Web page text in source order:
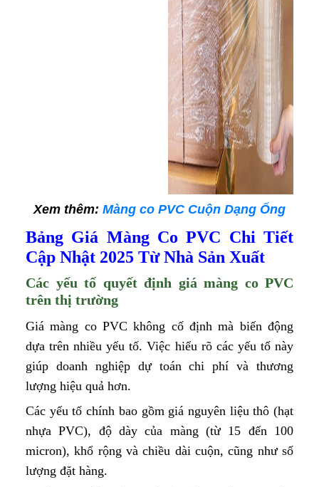
Xem thêm: Màng co PVC Cuộn Dạng Ống
Bảng Giá Màng Co PVC Chi Tiết
Cập Nhật 2025 Từ Nhà Sản Xuất
Các yếu tố quyết định giá màng co PVC
trên thị trường
Giá màng co PVC không cố định mà biến động
dựa trên nhiều yếu tố. Việc hiểu rõ các yếu tố này
giúp doanh nghiệp dự toán chi phí và thương
lượng hiệu quả hơn.
Các yếu tố chính bao gồm giá nguyên liệu thô (hạt
nhựa PVC), độ dày của màng (từ 15 đến 100
micron), khổ rộng và chiều dài cuộn, cũng như số
lượng đặt hàng.